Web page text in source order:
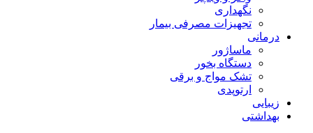
نگهداری
تجهیزات مصرفی بیمار
درمانی
ماساژور
دستگاه بخور
تشک مواج و برقی
ارتوپدی
زیبایی
بهداشتی